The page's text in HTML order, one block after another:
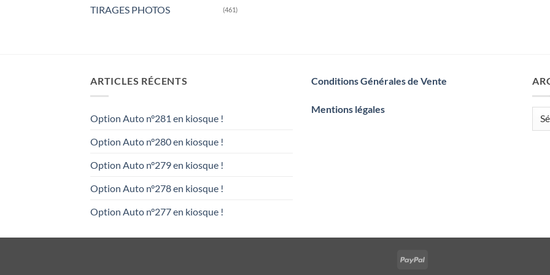
TIRAGES PHOTOS (461)
ARTICLES RÉCENTS
Option Auto n°281 en kiosque !
Option Auto n°280 en kiosque !
Option Auto n°279 en kiosque !
Option Auto n°278 en kiosque !
Option Auto n°277 en kiosque !
Conditions Générales de Vente
Mentions légales
PayPal